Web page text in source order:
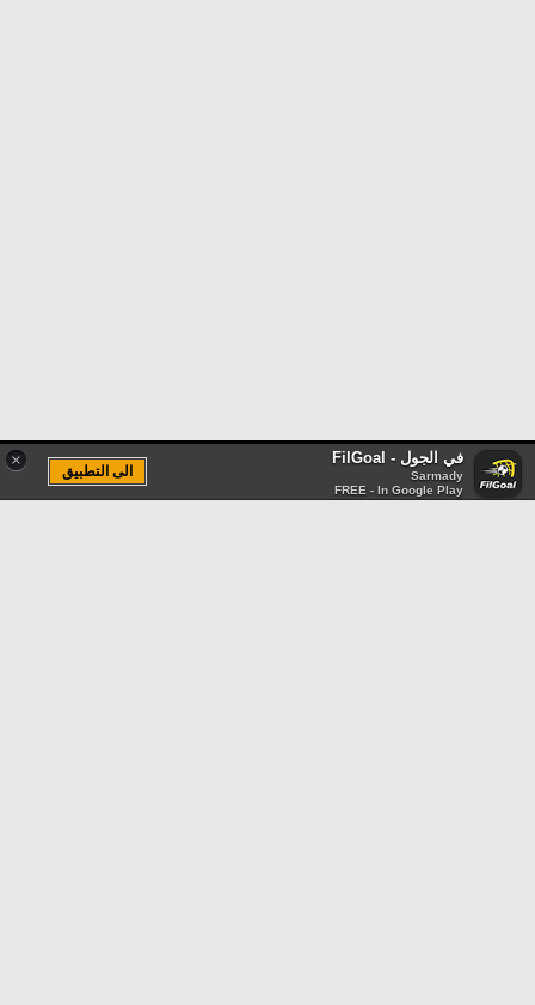
× في الجول - FilGoal
Sarmady
FREE - In Google Play
الى التطبيق